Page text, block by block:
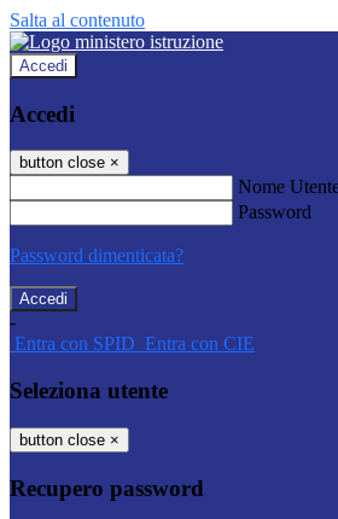
Salta al contenuto
Accedi
Accedi
button close ×
Nome
Password
Password dimenticata?
-
Entra con SPID Entra con CIE
Seleziona utente
button close ×
Recupero password